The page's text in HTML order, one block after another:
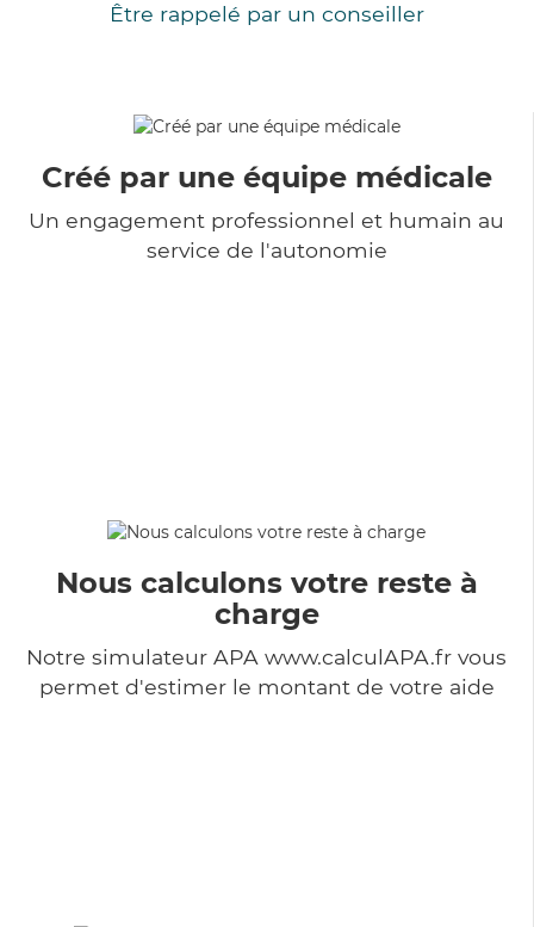
Être rappelé par un conseiller
Créé par une équipe médicale
Un engagement professionnel et humain au
service de l'autonomie
Nous calculons votre reste à
charge
Notre simulateur APA www.calculAPA.fr vous
permet d'estimer le montant de votre aide